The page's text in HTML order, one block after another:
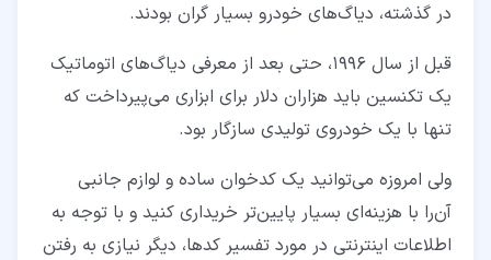
در گذشته، دیاگ‌های خودرو بسیار گران بودند.
قبل از سال 1996، حتی بعد از معرفی دیاگ‌های اتوماتیک
یک تکنسین باید هزاران دلار برای ابزاری می‌پیرداخت که
تنها با یک خودروی تولیدی سازگار بود.
ولی امروزه می‌توانید یک کدخوان ساده و لوازم جانبی
آن‌را با هزینه‌ای بسیار پایین‌تر خریداری کنید و با توجه به
اطلاعات اینترنتی در مورد تفسیر کد‌ها، دیگر نیازی به رفتن